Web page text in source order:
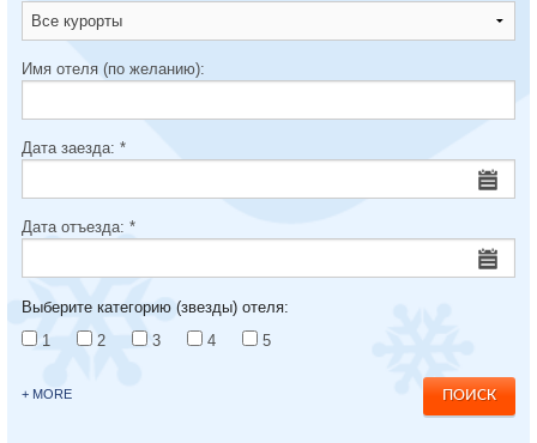
Имя отеля (по желанию):
Дата заезда: *
Дата отъезда: *
Выберите категорию (звезды) отеля:
1
2 3 4 5
+ MORE